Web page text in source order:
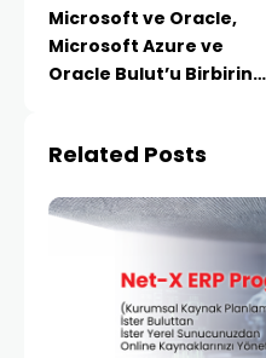
Microsoft ve Oracle,
Microsoft Azure ve
Oracle Bulut’u Birbirine
Related Posts